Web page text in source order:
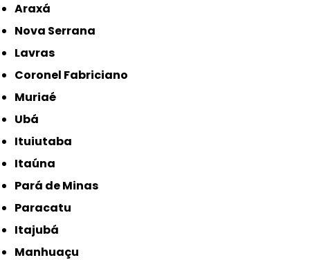
Araxá
Nova Serrana
Lavras
Coronel Fabriciano
Muriaé
Ubá
Ituiutaba
Itaúna
Pará de Minas
Paracatu
Itajubá
Manhuaçu